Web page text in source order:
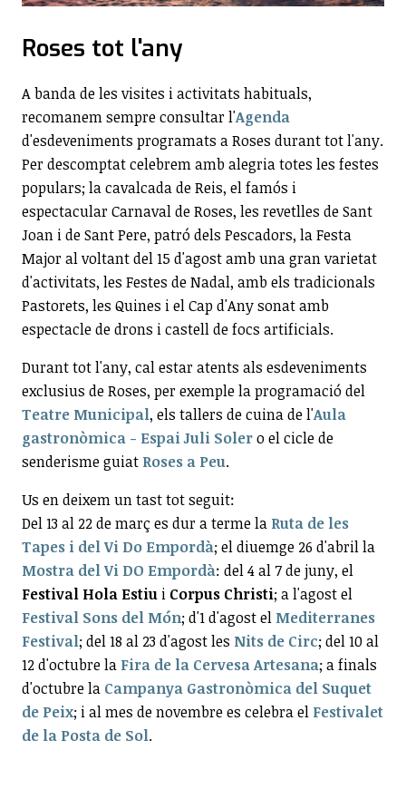
Roses tot l'any
A banda de les visites i activitats habituals,
recomanem sempre consultar l'Agenda
d'esdeveniments programats a Roses durant tot l'any.
Per descomptat celebrem amb alegria totes les festes
populars; la cavalcada de Reis, el famós i
espectacular Carnaval de Roses, les revetlles de Sant
Joan i de Sant Pere, patró dels Pescadors, la Festa
Major al voltant del 15 d'agost amb una gran varietat
d'activitats, les Festes de Nadal, amb els tradicionals
Pastorets, les Quines i el Cap d'Any sonat amb
espectacle de drons i castell de focs artificials.
Durant tot l'any, cal estar atents als esdeveniments
exclusius de Roses, per exemple la programació del
Teatre Municipal, els tallers de cuina de l'Aula
gastronòmica - Espai Juli Solero el cicle de
senderisme guiat Roses a Peu.
Us en deixem un tast tot seguit:
Del 13 al 22 de març es dur a terme la Ruta de les
Tapes i del Vi Do Empordà; el diuemge 26 d'abril la
Mostra del Vi DO Empordà: del 4 al 7 de juny, el
Festival Hola Estiu i Corpus Christi; a l'agost el
Festival Sons del Món; d'1 d'agost el Mediterranes
Festival; del 18 al 23 d'agost les Nits de Circ; del 10 al
12 d'octubre la Fira de la Cervesa Artesana; a finals
d'octubre la Campanya Gastronòmica del Suquet
de Peix; i al mes de novembre es celebra el Festivalet
de la Posta de Sol.